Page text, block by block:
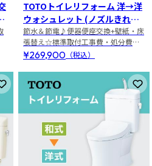
TOTOトイレリフォーム 洋→洋
ウォシュレット (ノズルきれ
い・W保温機能付き)
節水＆節電♪便器便座交換+壁紙・床
張替え☆標準取付工事費・処分費無
料！
¥269,900 （税込）
お気に入りに登録 お